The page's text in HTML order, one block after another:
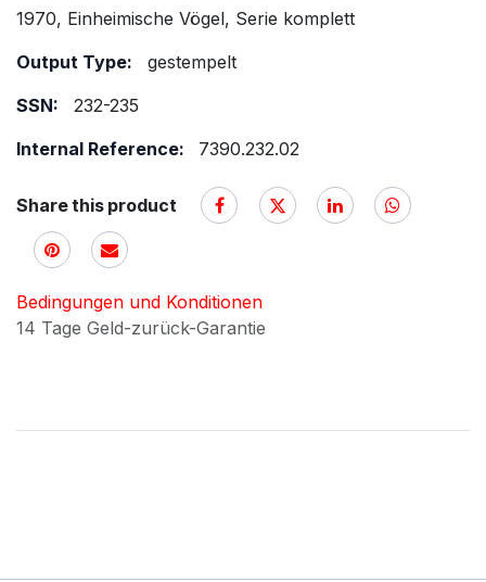
1970, Einheimische Vögel, Serie komplett
Output Type:
gestempelt
SSN:
232-235
Internal Reference:
7390.232.02
Share this product
Bedingungen und Konditionen
14 Tage Geld-zurück-Garantie